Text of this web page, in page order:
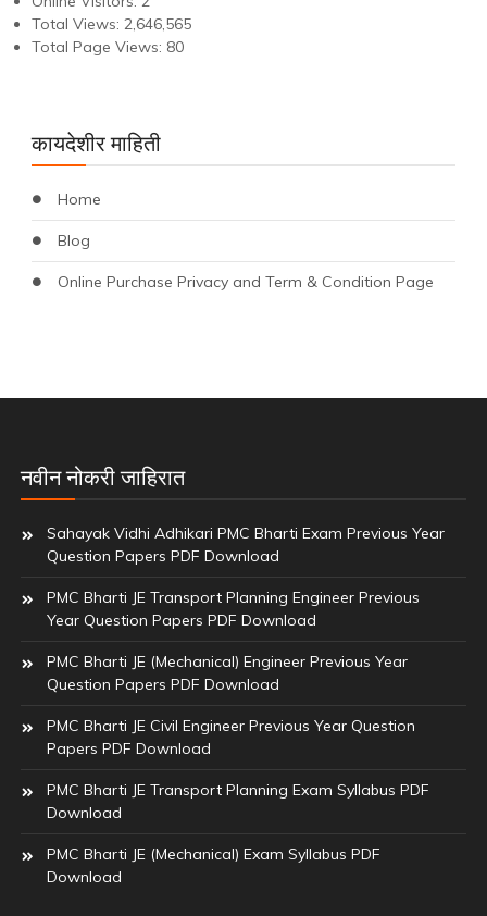
Total Views: 2,646,565
Total Page Views: 80
कायदेशीर माहिती
Home
Blog
Online Purchase Privacy and Term & Condition Page
नवीन नोकरी जाहिरात
Sahayak Vidhi Adhikari PMC Bharti Exam Previous Year
Question Papers PDF Download
PMC Bharti JE Transport Planning Engineer Previous
Year Question Papers PDF Download
PMC Bharti JE (Mechanical) Engineer Previous Year
Question Papers PDF Download
PMC Bharti JE Civil Engineer Previous Year Question
Papers PDF Download
PMC Bharti JE Transport Planning Exam Syllabus PDF
Download
PMC Bharti JE (Mechanical) Exam Syllabus PDF
Download